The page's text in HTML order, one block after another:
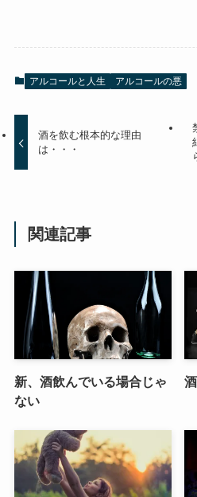
アルコールと人生 アルコールの悪
酒を飲む根本的な理由
は・・・
関連記事
新、酒飲んでいる場合じゃ
ない